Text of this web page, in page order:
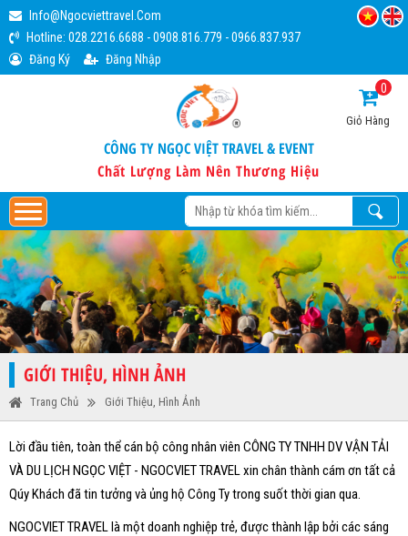
Info@ngocviettravel.com
Hotline: 028.2216.6688 -0908.816.779 -0966.837.937
Đăng Ký
Đăng Nhập
CÔNG TY NGỌC VIỆT TRAVEL & EVENT
Chất Lượng Làm Nên Thương Hiệu
Giỏ Hàng
0
GIỚI THIỆU, HÌNH ẢNH
Trang Chủ Giới Thiệu, Hình Ảnh
Lời đầu tiên, toàn thể cán bộ công nhân viên CÔNG TY TNHH DV VẬN TẢI
VÀ DU LỊCH NGỌC VIỆT - NGOCVIET TRAVEL xin chân thành cám ơn tất cả
Qúy Khách đã tin tưởng và ủng hộ Công Ty trong suốt thời gian qua.
NGOCVIET TRAVEL là một doanh nghiệp trẻ, được thành lập bởi các sáng